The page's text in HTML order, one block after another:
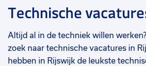
Technische
Altijd al in de techniek willen
zoek naar technische vacatures in
hebben in Rijswijk de leukste